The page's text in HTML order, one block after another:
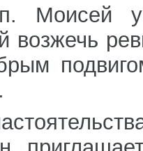
Моисей
возжечь